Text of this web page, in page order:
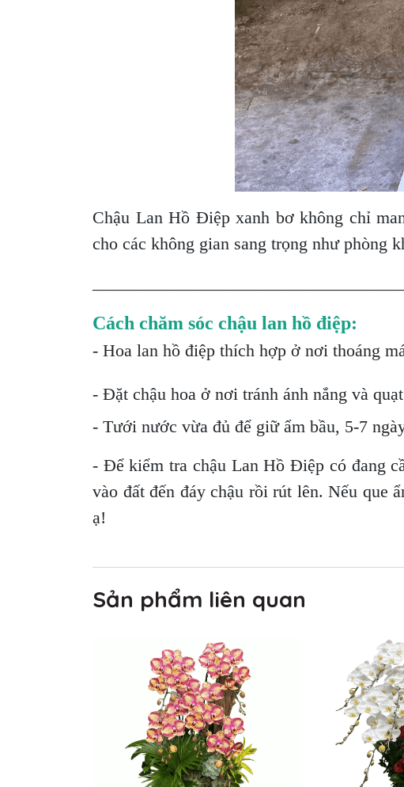
Chậu Lan Hồ Điệp xanh bơ không chỉ
cho các không gian sang trọng như phòng
Cách chăm sóc chậu lan hồ điệp:
- Hoa lan hồ điệp thích hợp ở nơi thoáng
- Đặt chậu hoa ở nơi tránh ánh nắng và
- Tưới nước vừa đủ để giữ ẩm bầu, 5-7
- Để kiểm tra chậu Lan Hồ Điệp có đang
vào đất đến đáy chậu rồi rút lên. Nếu que
ạ!
Sản phẩm liên quan